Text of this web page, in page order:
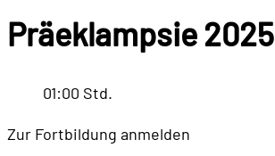
Präeklampsie 2025
01:00 Std.
Zur Fortbildung anmelden